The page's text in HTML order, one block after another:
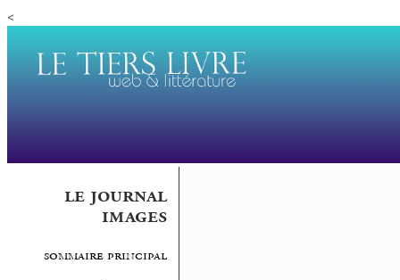
<
le journal
images
sommaire principal